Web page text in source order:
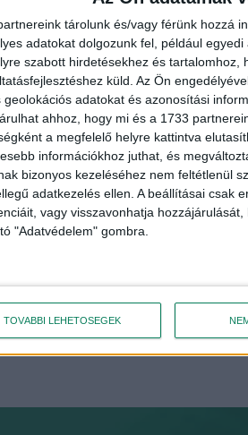
tárolunk és/vagy férünk hozzá
adatokat dolgozunk fel, például
szabott hirdetésekhez és
küld. Az Ön
geolokációs adatokat és azonosítási
ahhoz, hogy mi és a 1733
a megfelelő helyre kattintva
információkhoz juthat, és
bizonyos kezeléséhez nem feltétlenül
adatkezelés ellen. A beállításai csak
vagy visszavonhatja
"Adatvédelem" gombra.
TOVÁBBI LEHETŐSÉGEK
Instant erdő hasonló elképzelés
helyen nem tudnak fákat ültetni
meg az ötlet, miszerint dézsába
alkalmatlan területeket. Az Instant
2022/aug/04/walking-forest-of-
OSZD
VAGY
ÉLETMINŐSÉG ÉS